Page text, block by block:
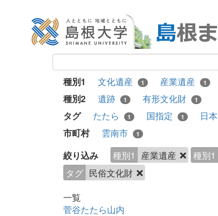
種別1 文化遺産 1 産業遺産 1
種別2 遺跡 1 有形文化財 1
タグ たたら 1 国指定 1
日
市町村
雲南市 1
絞り込み 種別1 産業遺産
種別1
タグ 民俗文化財
一覧
菅谷たたら山内